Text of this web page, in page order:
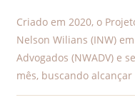
Criado em 2020, o
Nelson Wilians (INW)
Advogados (NWADV) e
mês, buscando